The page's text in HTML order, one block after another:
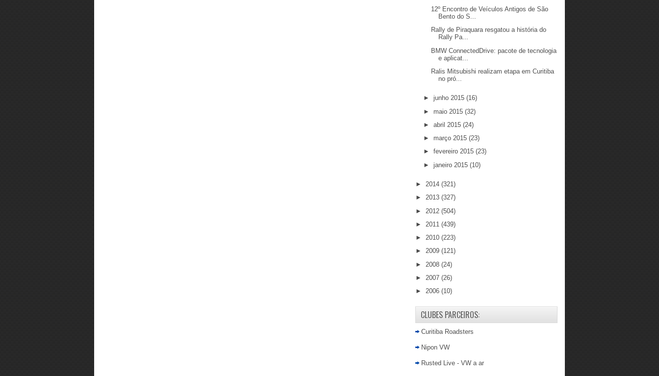
12º Encontro de Veículos Antigos de São
Bento do S...
Rally de Piraquara resgatou a história do
Rally Pa...
BMW ConnectedDrive: pacote de tecnologia
e aplicat...
Ralis Mitsubishi realizam etapa em Curitiba
no pró...
► junho 2015 (16)
► maio 2015 (32)
► abril 2015 (24)
► março 2015 (23)
► fevereiro 2015 (23)
► janeiro 2015 (10)
► 2014 (321)
► 2013 (327)
► 2012 (504)
► 2011 (439)
► 2010 (223)
► 2009 (121)
► 2008 (24)
► 2007 (26)
► 2006 (10)
CLUBES PARCEIROS:
Curitiba Roadsters
Nipon VW
Rusted Live - VW a ar